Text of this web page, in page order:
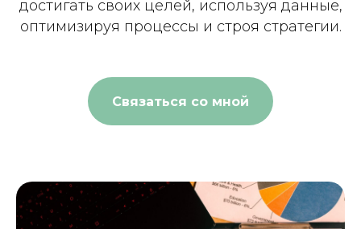
достигать своих целей, используя данные,
оптимизируя процессы и строя стратегии.
Связаться со мной